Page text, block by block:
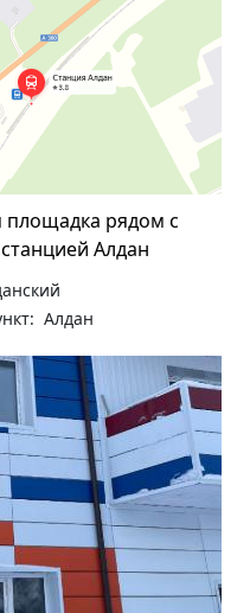
площадка рядом с
Алдан
Алдан